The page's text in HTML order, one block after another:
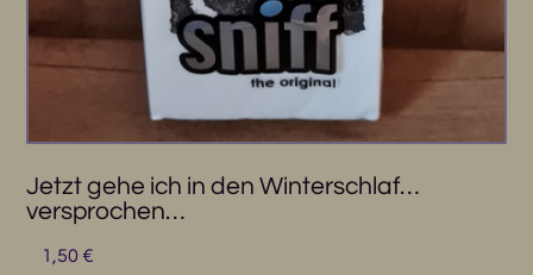
Jetzt gehe ich in den Winterschlaf…
versprochen…
1,50 €